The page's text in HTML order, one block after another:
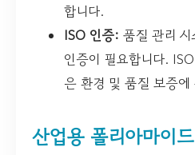
합니다.
ISO 인증: 품질 관리
인증이 필요합니다.
은 환경 및 품질 보증
산업용 폴리아마이